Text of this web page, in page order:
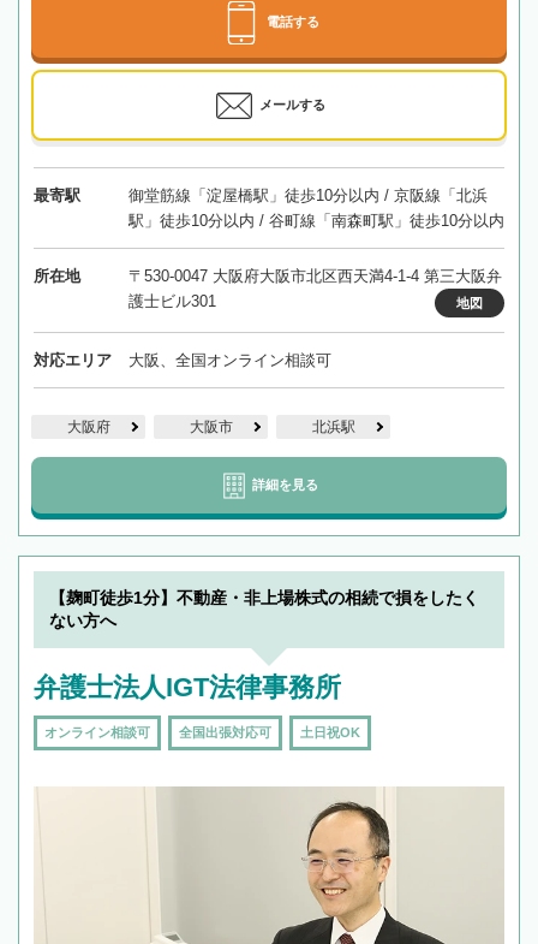
電話する
メールする
最寄駅
御堂筋線「淀屋橋駅」徒歩10分以内 / 京阪線「北浜
駅」徒歩10分以内 / 谷町線「南森町駅」徒歩10分以内
所在地
〒530-0047 大阪府大阪市北区西天満4-1-4 第三大阪弁
護士ビル301
地図
対応エリア 大阪、全国オンライン相談可
大阪府 大阪市 北浜駅
詳細を見る
【麹町徒歩1分】不動産・非上場株式の相続で損をしたく
ない方へ
弁護士法人IGT法律事務所
オンライン相談可 全国出張対応可 土日祝OK